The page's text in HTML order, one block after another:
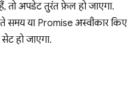
तो अपडेट तुरंत फ़ेल हो जाएगा.
समय या Promise अस्वीकार किए
सेट हो जाएगा.